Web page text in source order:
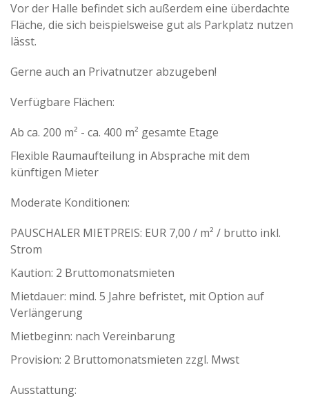
Vor der Halle befindet sich außerdem eine überdachte
Fläche, die sich beispielsweise gut als Parkplatz nutzen
lässt.
Gerne auch an Privatnutzer abzugeben!
Verfügbare Flächen:
Ab ca. 200 m² - ca. 400 m² gesamte Etage
Flexible Raumaufteilung in Absprache mit dem
künftigen Mieter
Moderate Konditionen:
PAUSCHALER MIETPREIS: EUR 7,00 / m² / brutto inkl.
Strom
Kaution: 2 Bruttomonatsmieten
Mietdauer: mind. 5 Jahre befristet, mit Option auf
Verlängerung
Mietbeginn: nach Vereinbarung
Provision: 2 Bruttomonatsmieten zzgl. Mwst
Ausstattung: